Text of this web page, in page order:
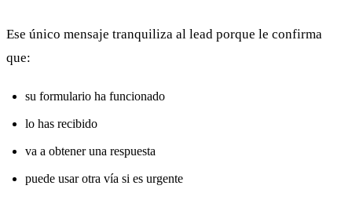
Ese único mensaje tranquiliza al lead porque le confirma
que:
su formulario ha funcionado
lo has recibido
va a obtener una respuesta
puede usar otra vía si es urgente